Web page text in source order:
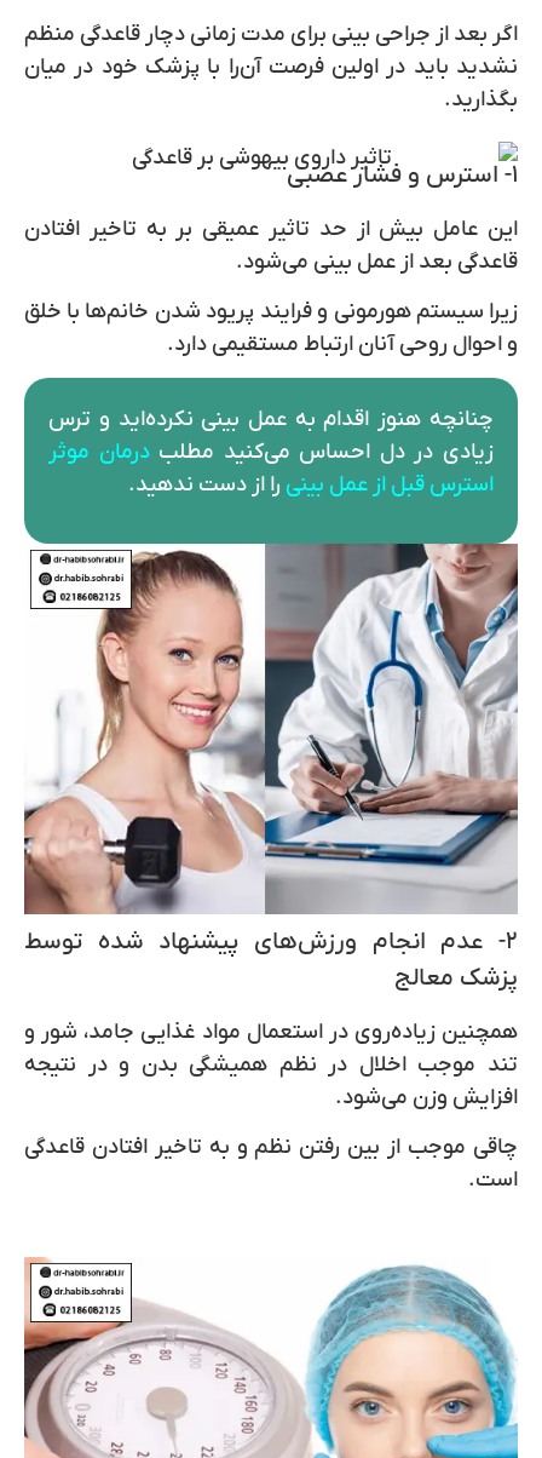
اگر بعد از جراحی بینی برای مدت زمانی دچار قاعدگی منظم
نشدید باید در اولین فرصت آن‌را با پزشک خود در میان
بگذارید.
۱- استرس و فشار عصبی
این عامل بیش از حد تاثیر عمیقی بر به تاخیر افتادن
قاعدگی بعد از عمل بینی می‌شود.
زیرا سیستم هورمونی و فرایند پریود شدن خانم‌ها با خلق
و احوال روحی آنان ارتباط مستقیمی دارد.
چنانچه هنوز اقدام به عمل بینی نکرده‌اید و ترس
زیادی در دل احساس می‌کنید مطلبدرمان موثر
استرس قبل از عمل بینی را از دست ندهید.
۲- عدم انجام ورزش‌های پیشنهاد شده توسط
پزشک معالج
همچنین زیاده‌روی در استعمال مواد غذایی جامد، شور و
تند موجب اخلال در نظم همیشگی بدن و در نتیجه
افزایش وزن می‌شود.
چاقی موجب از بین رفتن نظم و به تاخیر افتادن قاعدگی
است.